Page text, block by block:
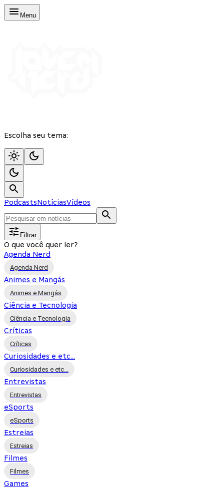
Menu
Escolha seu tema:
PodcastsNotíciasVídeos
Filtrar
O que você quer ler?
Agenda Nerd
Agenda Nerd
Animes e Mangás
Animes e Mangás
Ciência e Tecnologia
Ciência e Tecnologia
Críticas
Críticas
Curiosidades e etc...
Curiosidades e etc...
Entrevistas
Entrevistas
eSports
eSports
Estreias
Estreias
Filmes
Filmes
Games